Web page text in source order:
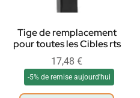
Tige de remplacement
pour toutes les Cibles rts
17,48 €
-5% de remise aujourd'hui